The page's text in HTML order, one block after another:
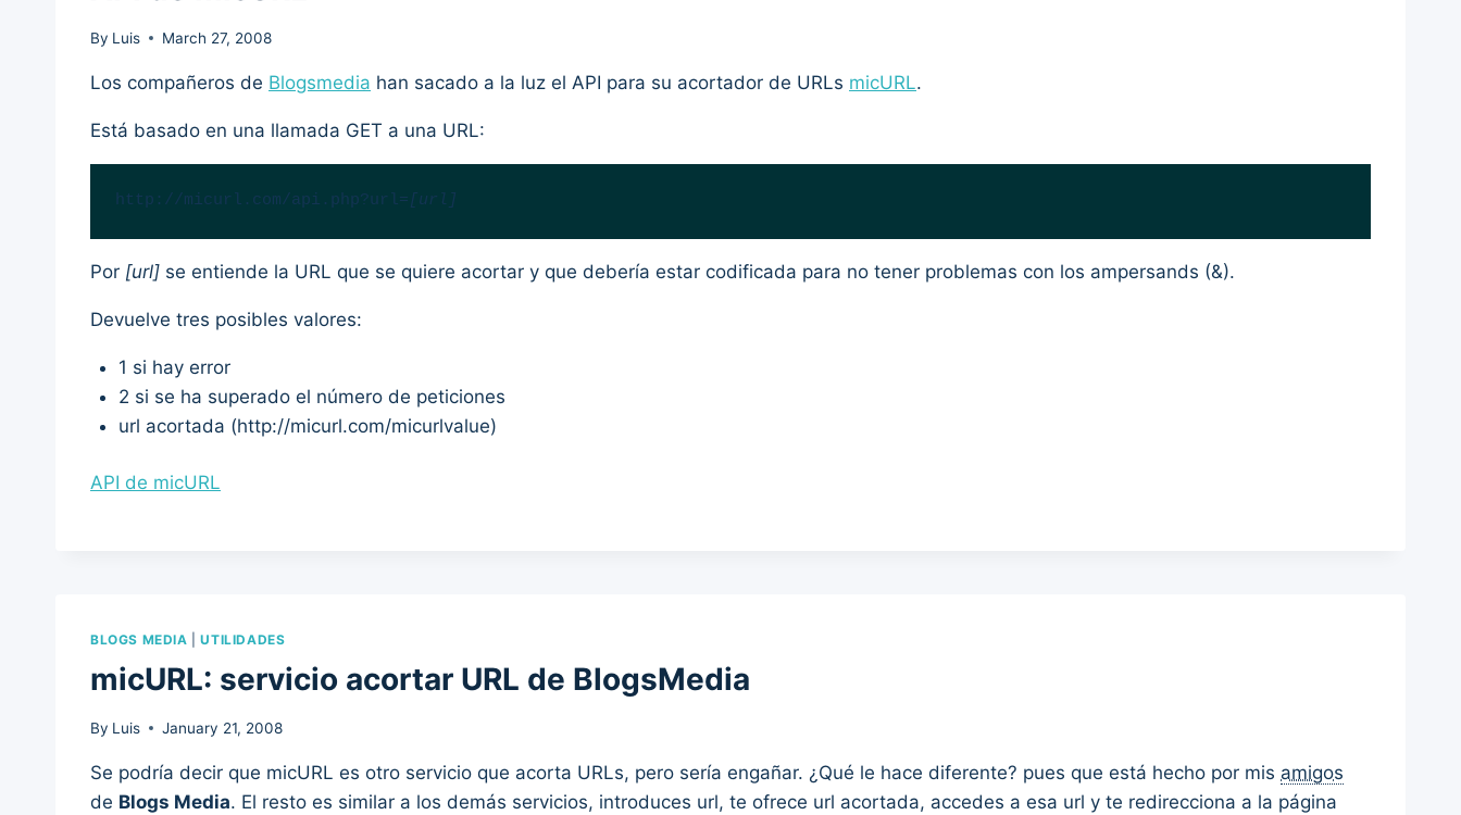
By Luis March 27, 2008
Los compañeros de Blogsmedia han sacado a la luz el API para su acortador de URLs micURL.
Está basado en una llamada GET a una URL:
http://micurl.com/api.php?url=[url]
Por [url] se entiende la URL que se quiere acortar y que debería estar codificada para no tener problemas con los ampersands (&).
Devuelve tres posibles valores:
1 si hay error
2 si se ha superado el número de peticiones
url acortada (http://micurl.com/micurlvalue)
API de micURL
BLOGS MEDIA |UTILIDADES
micURL: servicio acortar URL de BlogsMedia
By Luis January 21, 2008
Se podría decir que micURL es otro servicio que acorta URLs, pero sería engañar. ¿Qué le hace diferente? pues que está hecho por mis amigos
de Blogs Media. El resto es similar a los demás servicios, introduces url, te ofrece url acortada, accedes a esa url y te redirecciona a la página